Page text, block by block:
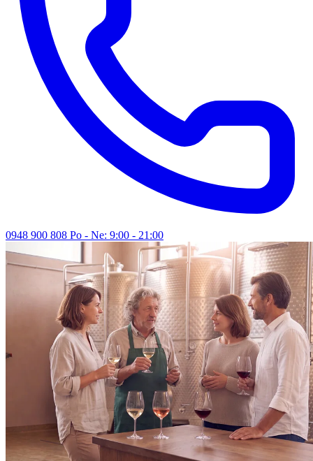
0948 900 808 Po - Ne: 9:00 - 21:00